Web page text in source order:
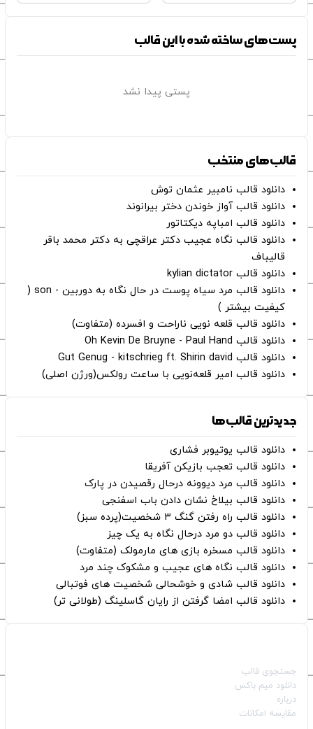
پست‌های ساخته شده با این قالب
پستی پیدا نشد
قالب‌های منتخب
دانلود قالب نامبیر عثمان ‌توش
دانلود قالب آواز خوندن دختر بیرانوند
دانلود قالب امباپه دیکتاتور
دانلود قالب نگاه عجیب دکتر عراقچی به دکتر محمد باقر
قالیباف
دانلود قالب kylian dictator
دانلود قالب مرد سیاه پوست در حال نگاه به دوربین - son (
کیفیت بیشتر )
دانلود قالب قلعه نویی ناراحت و افسرده (متفاوت)
دانلود قالب Oh Kevin De Bruyne - Paul Hand
دانلود قالب Gut Genug - kitschrieg ft. Shirin david
دانلود قالب امیر قلعه‌نویی با ساعت رولکس(ورژن اصلی)
جدیدترین قالب‌ها
دانلود قالب یوتیوبر فشاری
دانلود قالب تعجب بازیکن آفریقا
دانلود قالب مرد دیوونه درحال رقصیدن در پارک
دانلود قالب بیلاخ نشان دادن باب اسفنجی
دانلود قالب راه رفتن گنگ ۳ شخصیت(پرده سبز)
دانلود قالب دو مرد درحال نگاه به یک چیز
دانلود قالب مسخره بازی های مارمولک (متفاوت)
دانلود قالب نگاه های عجیب و مشکوک چند مرد
دانلود قالب شادی و خوشحالی شخصیت های فوتبالی
دانلود قالب امضا گرفتن از رایان گاسلینگ (طولانی تر)
جستجوی قالب
دانلود میم باکس
درباره
مقایسه امکانات